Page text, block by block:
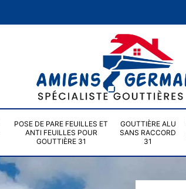
POSE DE PARE FEUILLES ET
ANTI FEUILLES POUR
GOUTTIÈRE 31
GOUTTIÈRE ALU
SANS RACCORD
31